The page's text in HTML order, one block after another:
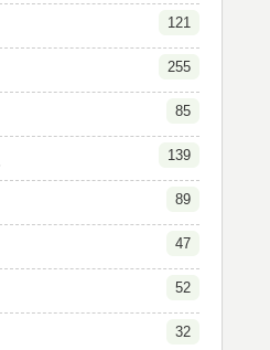
121
255
85
139
89
47
52
32